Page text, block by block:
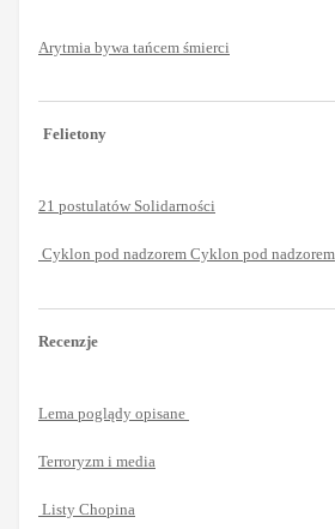
Arytmia bywa tańcem śmierci
Felietony
21 postulatów Solidarności
Cyklon pod nadzorem Cyklon pod nadzorem
Recenzje
Lema poglądy opisane
Terroryzm i media
Listy Chopina